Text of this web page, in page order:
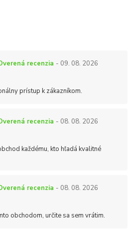
recenzia - 09. 08. 2026
prístup k zákazníkom.
recenzia - 08. 08. 2026
každému, kto hľadá kvalitné
recenzia - 08. 08. 2026
obchodom, určite sa sem vrátim.